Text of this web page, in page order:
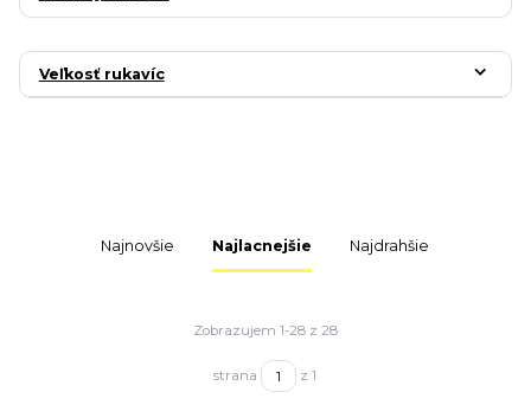
Veľkosť rukavíc
Najnovšie Najlacnejšie Najdrahšie
Zobrazujem 1-28 z 28
strana z 1